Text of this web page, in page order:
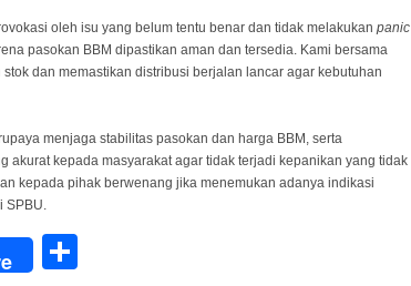
oleh isu yang belum tentu benar dan tidak melakukan panic
pasokan BBM dipastikan aman dan tersedia. Kami bersama
dan memastikan distribusi berjalan lancar agar kebutuhan
menjaga stabilitas pasokan dan harga BBM, serta
akurat kepada masyarakat agar tidak terjadi kepanikan yang tidak
kepada pihak berwenang jika menemukan adanya indikasi
SPBU.